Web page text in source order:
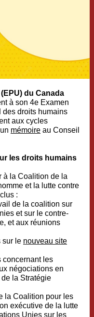
du Canada
à son 4e Examen
droits humains
aux cycles
mémoire au Conseil
les droits humains
à la Coalition de la
et la lutte contre
:
de la coalition sur
et sur le contre-
et aux réunions
sur le nouveau site
concernant les
négociations en
la Stratégie
la Coalition pour les
exécutive de la lutte
Unies sur les